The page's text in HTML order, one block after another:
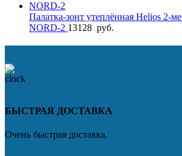
Палатка-зонт утеплённая Helios 2-
NORD-2 13128 руб.
БЫСТРАЯ ДОСТАВКА
Очень быстрая доставка.